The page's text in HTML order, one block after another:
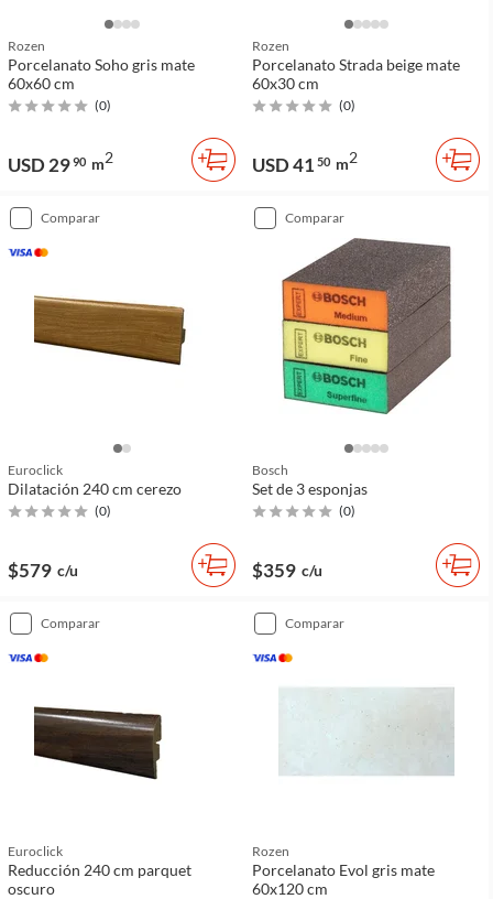
Rozen
Porcelanato Soho gris mate
60x60 cm
(0)
USD 2990 m2
Rozen
Porcelanato Strada beige mate
60x30 cm
(0)
USD 41 50 m2
comparar
Euroclick
Dilatación 240 cm cerezo
(0)
$579 c/u
comparar
Bosch
Set de 3 esponjas
(0)
$359 c/u
comparar
Euroclick
Reducción 240 cm parquet
oscuro
comparar
Rozen
Porcelanato Evol gris mate
60x120 cm